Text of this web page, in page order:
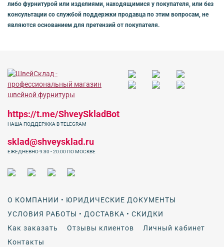
либо фурнитурой или изделиями, находящимися у покупателя, или без
консультации со службой поддержки продавца по этим вопросам, не
являются основанием для претензий от покупателя.
О КОМПАНИИ • ЮРИДИЧЕСКИЕ ДОКУМЕНТЫ
УСЛОВИЯ РАБОТЫ • ДОСТАВКА • СКИДКИ
Как заказать
Отзывы клиентов
Личный кабинет
Контакты
https://t.me/ShveySkladBot
НАША ПОДДЕРЖКА В TELEGRAM
sklad@shveysklad.ru
ЕЖЕДНЕВНО 9:30 - 20:00 ПО МОСКВЕ